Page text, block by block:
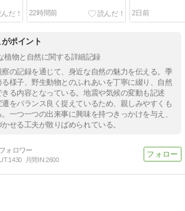
22時間前 2日前
ポイント
植物と自然に関する詳細記録
の記録を通じて、身近な自然の魅力を伝える。季
様子、野生動物とのふれあいを丁寧に綴り、自然
る内容となっている。地震や気候の変動も記述
をバランス良く捉えているため、親しみやすくも
一つ一つの出来事に興味を持つきっかけを与え、
せる工夫が散りばめられている。
1430 月間IN:2600